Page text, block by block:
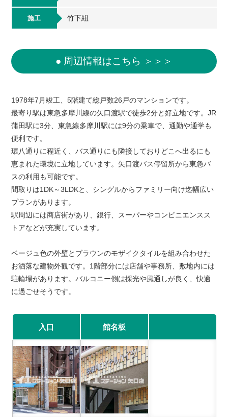
施工 竹下組
● 周辺情報はこちら ＞＞＞
1978年7月竣工、5階建て総戸数26戸のマンションです。
最寄り駅は東急多摩川線の矢口渡駅で徒歩2分と好立地です。JR
蒲田駅に3分、東急線多摩川駅には9分の乗車で、通勤や通学も
便利です。
環八通りに程近く、バス通りにも隣接しておりどこへ出るにも
恵まれた環境に立地しています。矢口渡バス停留所から東急バ
スの利用も可能です。
間取りは1DK～3LDKと、シングルからファミリー向け迄幅広い
プランがあります。
駅周辺には商店街があり、銀行、スーパーやコンビニエンスス
トアなどが充実しています。
ベージュ色の外壁とブラウンのモザイクタイルを組み合わせた
お洒落な建物外観です。1階部分には店舗や事務所、敷地内には
駐輪場があります。バルコニー側は採光や風通しが良く、快適
に過ごせそうです。
入口 館名板